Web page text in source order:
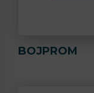
BOJPROM